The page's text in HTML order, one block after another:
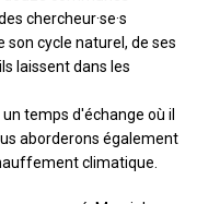
chercheur·se·s
son cycle naturel, de ses
laissent dans les
temps d'échange où il
aborderons également
climatique.